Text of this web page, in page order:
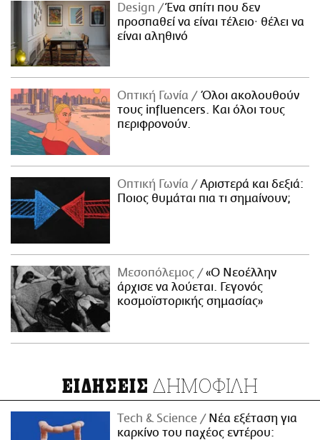
Design
Ένα σπίτι που δεν
προσπαθεί να είναι τέλειο· θέλει να
είναι αληθινό
Οπτική Γωνία
Όλοι ακολουθούν
τους influencers. Και όλοι τους
περιφρονούν.
Οπτική Γωνία
Αριστερά και δεξιά:
Ποιος θυμάται πια τι σημαίνουν;
Μεσοπόλεμος
«Ο Νεοέλλην
άρχισε να λούεται. Γεγονός
κοσμοϊστορικής σημασίας»
ΕΙΔΗΣΕΙΣ ΔΗΜΟΦΙΛΗ
Τech & Science
Νέα εξέταση για
καρκίνο του παχέος εντέρου: